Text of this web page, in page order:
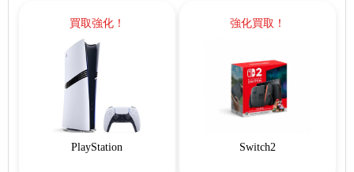
買取強化！
PlayStation
強化買取！
Switch2